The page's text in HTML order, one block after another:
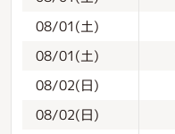
08/01(土)
08/01(土)
08/02(日)
08/02(日)